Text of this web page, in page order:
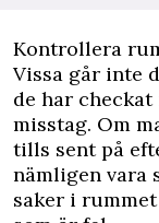
Kontrollera
Vissa går inte
de har
misstag. Om
tills sent på
nämligen vara
saker i